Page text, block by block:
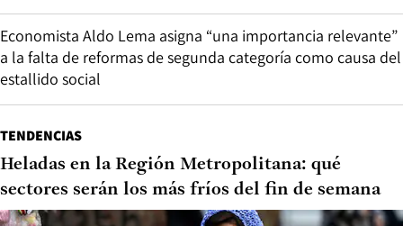
Economista Aldo Lema asigna “una importancia relevante”
a la falta de reformas de segunda categoría como causa del
estallido social
TENDENCIAS
Heladas en la Región Metropolitana: qué
sectores serán los más fríos del fin de semana